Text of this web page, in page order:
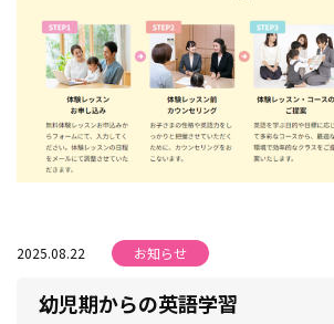
2025.08.22 お知らせ
幼児期からの英語学習